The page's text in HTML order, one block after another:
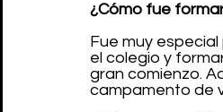
¿Cómo fue
Fue muy
el colegio y
gran comienzo.
campamento de